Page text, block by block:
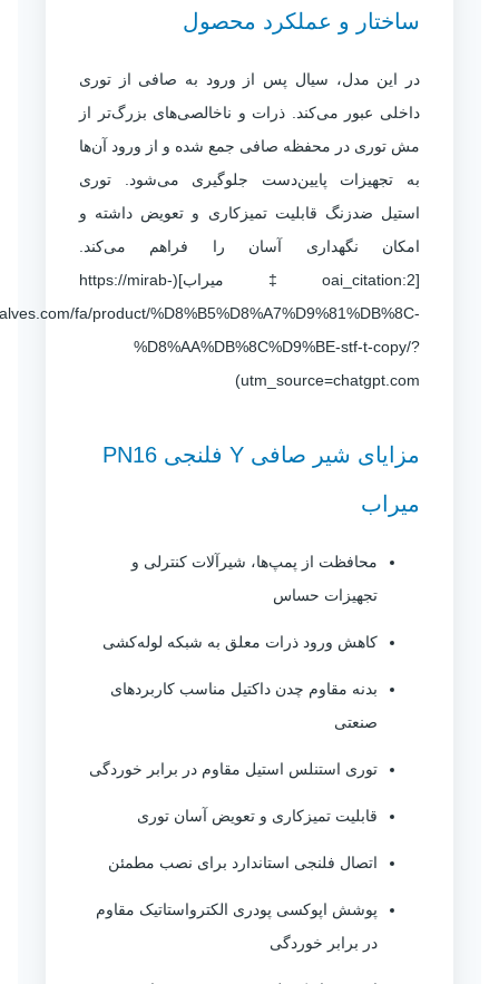
ساختار و عملکرد محصول
در این مدل، سیال پس از ورود به صافی از توری
داخلی عبور می‌کند. ذرات و ناخالصی‌های بزرگ‌تر از
مش توری در محفظه صافی جمع شده و از ورود آن‌ها
به تجهیزات پایین‌دست جلوگیری می‌شود. توری
استیل ضدزنگ قابلیت تمیزکاری و تعویض داشته و
امکان نگهداری آسان را فراهم می‌کند.
[oai_citation:2‡میراب](https://mirab-
fa/product/%D8%B5%D8%A7%D9%81%DB%8C-
%D8%AA%DB%8C%D9%BE-stf-t-copy/?
utm_source=chatgpt.com)
مزایای شیر صافی Y فلنجی PN16
میراب
محافظت از پمپ‌ها، شیرآلات کنترلی و
تجهیزات حساس
کاهش ورود ذرات معلق به شبکه لوله‌کشی
بدنه مقاوم چدن داکتیل مناسب کاربردهای
صنعتی
توری استنلس استیل مقاوم در برابر خوردگی
قابلیت تمیزکاری و تعویض آسان توری
اتصال فلنجی استاندارد برای نصب مطمئن
پوشش اپوکسی پودری الکترواستاتیک مقاوم
در برابر خوردگی